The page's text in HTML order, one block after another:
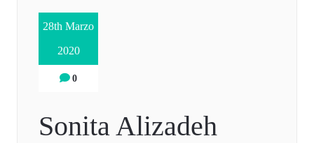
28th Marzo
2020
0
Sonita Alizadeh